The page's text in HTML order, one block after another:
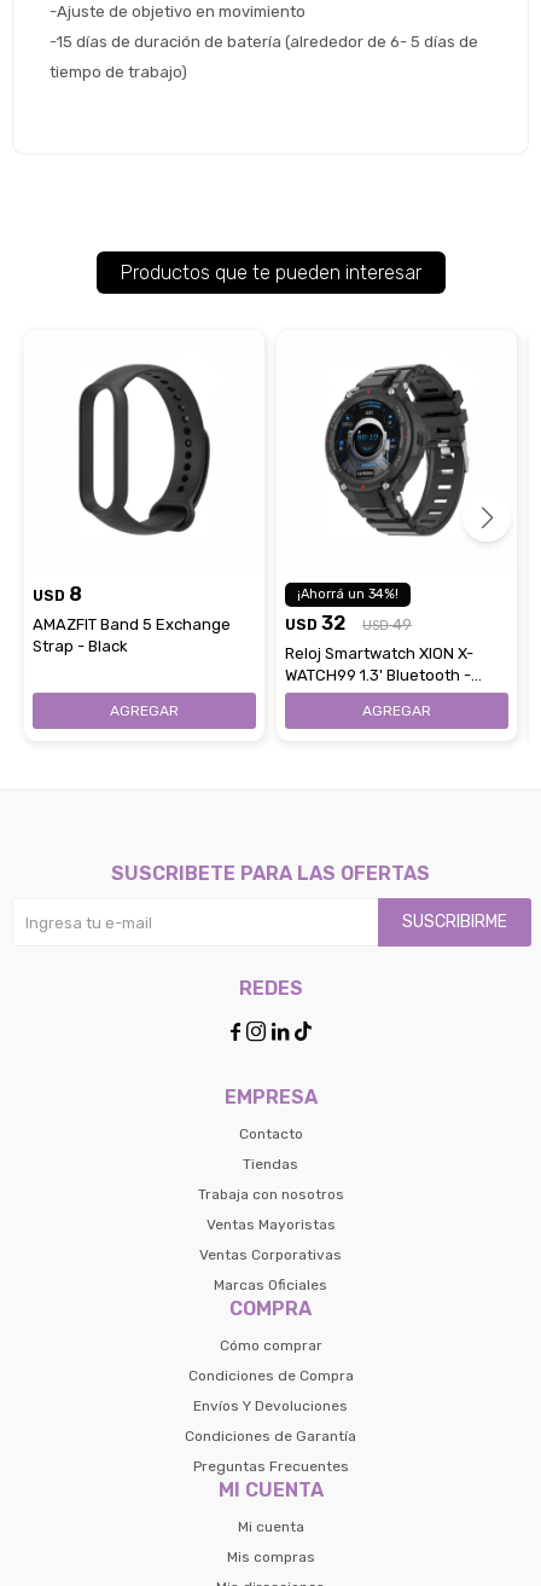
-Ajuste de objetivo en movimiento
-15 días de duración de batería (alrededor de 6- 5 días de
tiempo de trabajo)
Productos que te pueden interesar
USD 8
AMAZFIT Band 5 Exchange
Strap - Black
34
USD 32 USD 49
Reloj Smartwatch XION X-
WATCH99 1.3' Bluetooth -
Black
EMPRESA
Contacto
Tiendas
Trabaja con nosotros
Ventas Mayoristas
Ventas Corporativas
Marcas Oficiales
COMPRA
Cómo comprar
Condiciones de Compra
Envíos Y Devoluciones
Condiciones de Garantía
Preguntas Frecuentes
MI CUENTA
Mi cuenta
Mis compras
SUSCRIBETE PARA LAS OFERTAS
SUSCRIBIRME
REDES
   